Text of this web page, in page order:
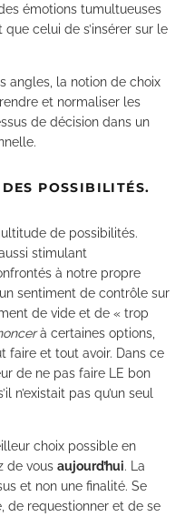
émotions tumultueuses
celui de s’insérer sur le
angles, la notion de choix
et normaliser les
de décision dans un
POSSIBILITÉS.
de possibilités.
stimulant
à notre propre
sentiment de contrôle sur
de vide et de « trop
à certaines options,
faire et tout avoir. Dans ce
de ne pas faire LE bon
n’existait pas qu’un seul
choix possible en
de vous aujourd’hui. La
et non une finalité. Se
de requestionner et de se